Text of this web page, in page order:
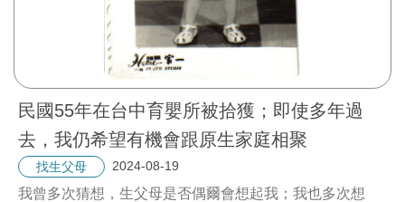
民國55年在台中育嬰所被拾獲；即使多年過
去，我仍希望有機會跟原生家庭相聚
找生父母 2024-08-19
我曾多次猜想，生父母是否偶爾會想起我；我也多次想